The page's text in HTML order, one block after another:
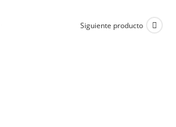
Siguiente producto